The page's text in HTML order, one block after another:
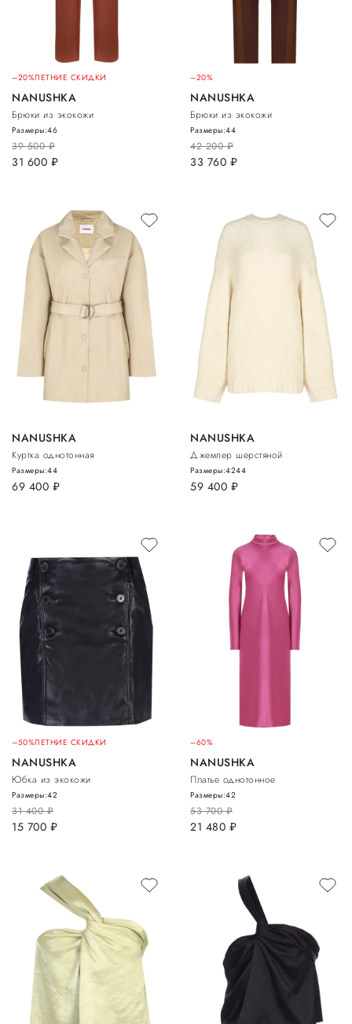
–20%ЛЕТНИЕ СКИДКИ
NANUSHKA
Брюки из экокожи
39 500руб.
31 600 руб.
Размеры:46
–20%
NANUSHKA
Брюки из экокожи
42 200руб.
33 760 руб.
Размеры:44
NANUSHKA
Куртка однотонная
69 400 руб.
Размеры:44
NANUSHKA
Джемпер шерстяной
59 400 руб.
Размеры:4244
–50%ЛЕТНИЕ СКИДКИ
NANUSHKA
Юбка из экокожи
31 400руб.
15 700 руб.
Размеры:42
–60%
NANUSHKA
Платье однотонное
53 700руб.
21 480 руб.
Размеры:42